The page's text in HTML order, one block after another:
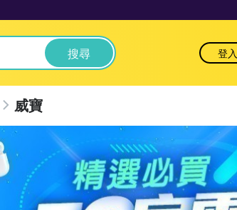
搜尋 登入
威寶